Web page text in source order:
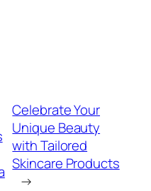
Celebrate Your
Unique Beauty
with Tailored
Skincare Products
→